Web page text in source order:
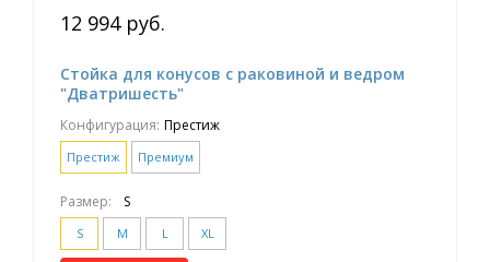
12 994 руб.
Стойка для конусов с раковиной и ведром
"Дватришесть"
Конфигурация: Престиж
Престиж Премиум
Размер: S
S M L XL